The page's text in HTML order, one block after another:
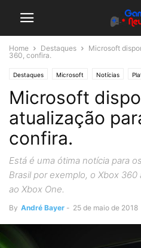
Home Destaques
Microsoft
360, confira.
Destaques Microsoft Notícias
Microsoft
atualização
confira.
Está é uma ótima notícia para
Brasil por exemplo, o Xbox
ao Xbox One.
By André Bayer - 25 de maio de 2018